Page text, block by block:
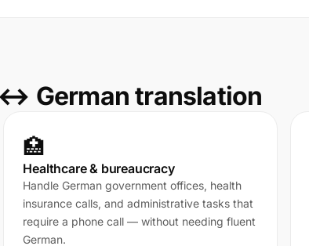
German translation
🏥
Healthcare & bureaucracy
Handle German government offices, health
insurance calls, and administrative tasks that
require a phone call — without needing fluent
German.